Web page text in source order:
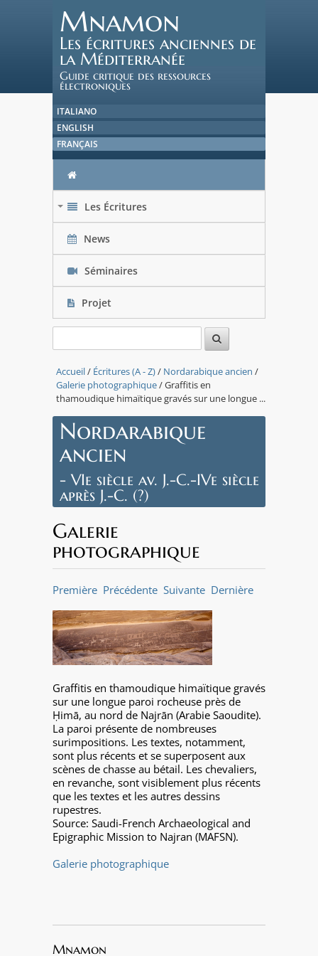
Mnamon
Les écritures anciennes de
la Méditerranée
Guide critique des ressources
électroniques
ITALIANO
ENGLISH
FRANÇAIS
Les Écritures
News
Séminaires
Projet
Accueil/ Écritures (A - Z)/ Nordarabique ancien /
Galerie photographique/ Graffitis en
thamoudique himaïtique gravés sur une longue ...
Nordarabique
ancien
- VIe siècle av. J.-C.-IVe siècle
après J.-C. (?)
Galerie
photographique
Première Précédente Suivante Dernière
Graffitis en thamoudique himaïtique gravés
sur une longue paroi rocheuse près de
Ḥimā, au nord de Najrān (Arabie Saoudite).
La paroi présente de nombreuses
surimpositions. Les textes, notamment,
sont plus récents et se superposent aux
scènes de chasse au bétail. Les chevaliers,
en revanche, sont visiblement plus récents
que les textes et les autres dessins
rupestres.
Source: Saudi-French Archaeological and
Epigraphic Mission to Najran (MAFSN).
Galerie photographique
Mnamon